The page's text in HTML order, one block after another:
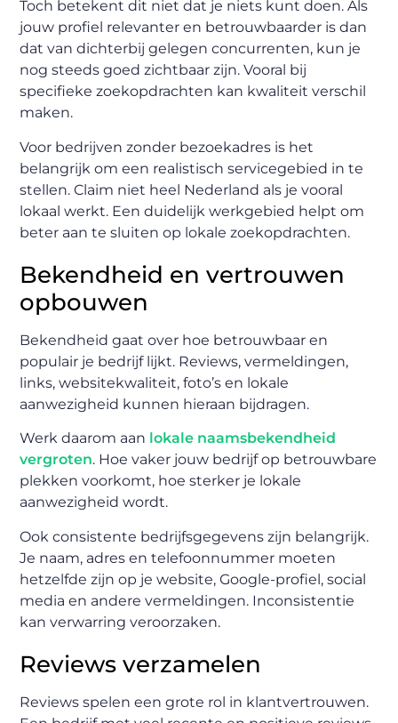
Toch betekent dit niet dat je niets kunt doen. Als
jouw profiel relevanter en betrouwbaarder is dan
dat van dichterbij gelegen concurrenten, kun je
nog steeds goed zichtbaar zijn. Vooral bij
specifieke zoekopdrachten kan kwaliteit verschil
maken.
Voor bedrijven zonder bezoekadres is het
belangrijk om een realistisch servicegebied in te
stellen. Claim niet heel Nederland als je vooral
lokaal werkt. Een duidelijk werkgebied helpt om
beter aan te sluiten op lokale zoekopdrachten.
Bekendheid en vertrouwen
opbouwen
Bekendheid gaat over hoe betrouwbaar en
populair je bedrijf lijkt. Reviews, vermeldingen,
links, websitekwaliteit, foto’s en lokale
aanwezigheid kunnen hieraan bijdragen.
Werk daarom aan lokale naamsbekendheid
vergroten. Hoe vaker jouw bedrijf op betrouwbare
plekken voorkomt, hoe sterker je lokale
aanwezigheid wordt.
Ook consistente bedrijfsgegevens zijn belangrijk.
Je naam, adres en telefoonnummer moeten
hetzelfde zijn op je website, Google-profiel, social
media en andere vermeldingen. Inconsistentie
kan verwarring veroorzaken.
Reviews verzamelen
Reviews spelen een grote rol in klantvertrouwen.